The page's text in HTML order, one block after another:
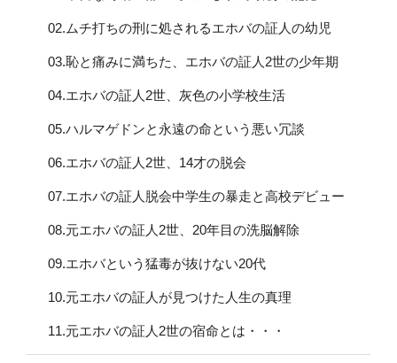
02.ムチ打ちの刑に処されるエホバの証人の幼児
03.恥と痛みに満ちた、エホバの証人2世の少年期
04.エホバの証人2世、灰色の小学校生活
05.ハルマゲドンと永遠の命という悪い冗談
06.エホバの証人2世、14才の脱会
07.エホバの証人脱会中学生の暴走と高校デビュー
08.元エホバの証人2世、20年目の洗脳解除
09.エホバという猛毒が抜けない20代
10.元エホバの証人が見つけた人生の真理
11.元エホバの証人2世の宿命とは・・・